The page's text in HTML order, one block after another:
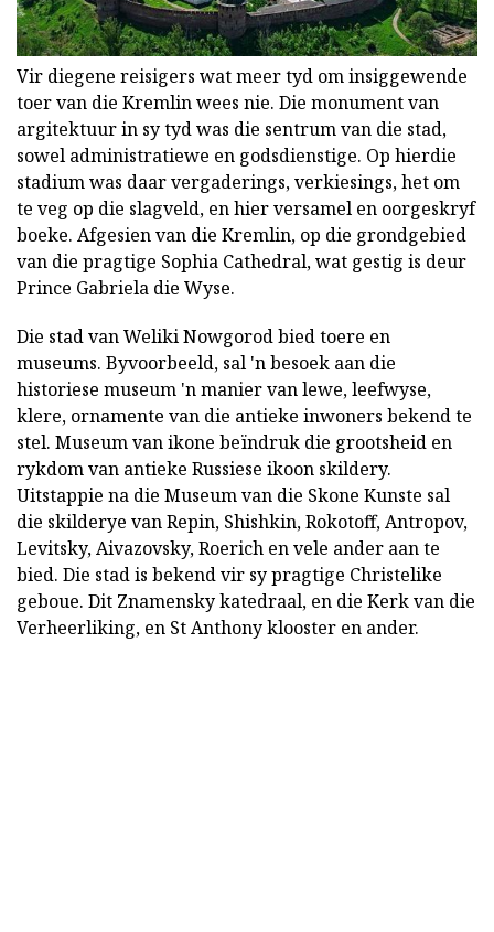
Vir diegene reisigers wat meer tyd om insiggewende
toer van die Kremlin wees nie. Die monument van
argitektuur in sy tyd was die sentrum van die stad,
sowel administratiewe en godsdienstige. Op hierdie
stadium was daar vergaderings, verkiesings, het om
te veg op die slagveld, en hier versamel en oorgeskryf
boeke. Afgesien van die Kremlin, op die grondgebied
van die pragtige Sophia Cathedral, wat gestig is deur
Prince Gabriela die Wyse.
Die stad van Weliki Nowgorod bied toere en
museums. Byvoorbeeld, sal 'n besoek aan die
historiese museum 'n manier van lewe, leefwyse,
klere, ornamente van die antieke inwoners bekend te
stel. Museum van ikone beïndruk die grootsheid en
rykdom van antieke Russiese ikoon skildery.
Uitstappie na die Museum van die Skone Kunste sal
die skilderye van Repin, Shishkin, Rokotoff, Antropov,
Levitsky, Aivazovsky, Roerich en vele ander aan te
bied. Die stad is bekend vir sy pragtige Christelike
geboue. Dit Znamensky katedraal, en die Kerk van die
Verheerliking, en St Anthony klooster en ander.